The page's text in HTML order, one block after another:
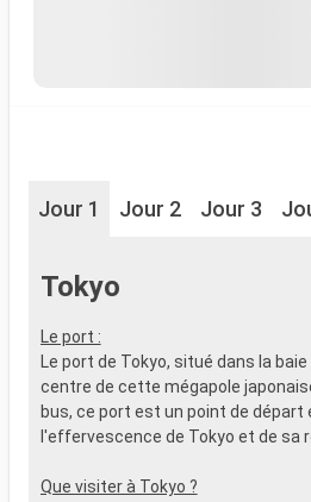
Jour 1 Jour 2 Jour 3
Tokyo
Le port :
Le port de Tokyo, situé dans la
centre de cette mégapole
bus, ce port est un point de
l'effervescence de Tokyo et de sa
Que visiter à Tokyo ?